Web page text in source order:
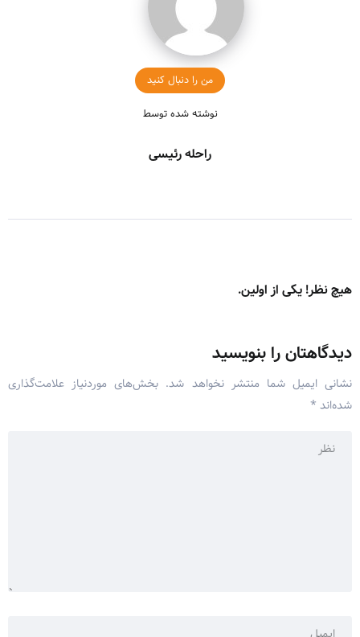
من را دنبال کنید
نوشته شده توسط
راحله رئیسی
هیچ نظر! یکی از اولین.
دیدگاهتان را بنویسید
نشانی ایمیل شما منتشر نخواهد شد. بخش‌های موردنیاز علامت‌گذاری
شده‌اند *